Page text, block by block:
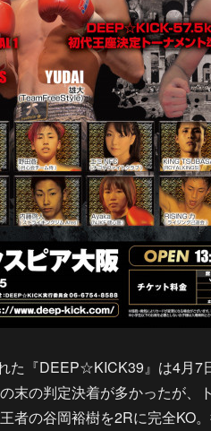
た『DEEP☆KICK39』は4月7
末の判定決着が多かったが
者の谷岡裕樹を2Rに完全KO